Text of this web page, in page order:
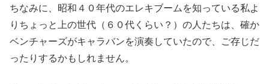
ちなみに、昭和４０年代のエレキブームを知っている私よ
りちょっと上の世代（６０代くらい？）の人たちは、確か
ベンチャーズがキャラバンを演奏していたので、ご存じだ
ったりするかもしれません。